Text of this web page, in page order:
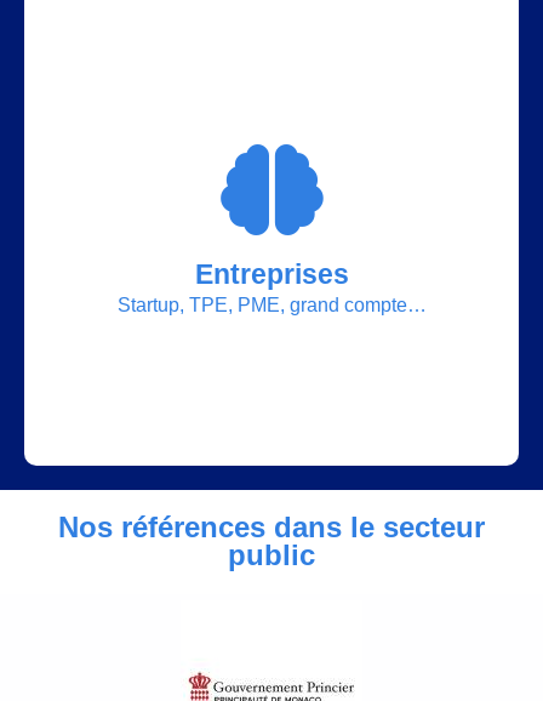
Entreprises
Startup, TPE, PME, grand compte…
Découvrir les services
Cloud, IT, Réseaux, Communications unifiées,
Vidéosurveillance…
Nos références dans le secteur
public